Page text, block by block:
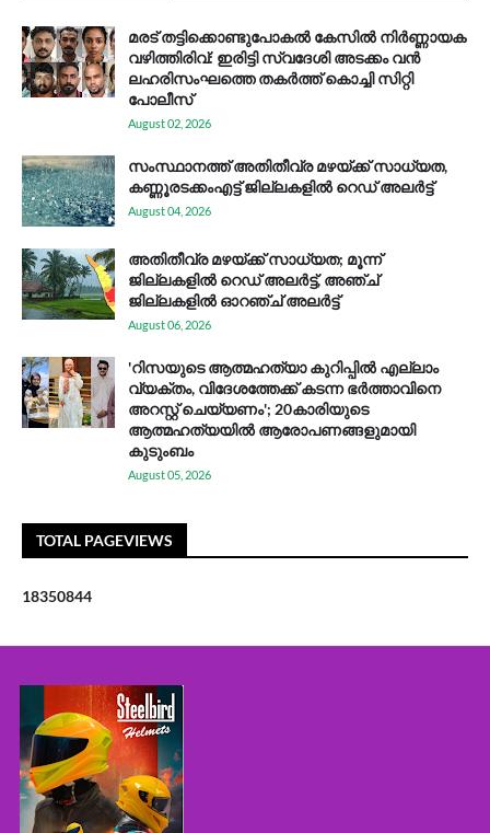
മരട് തട്ടിക്കൊണ്ടുപോകൽ കേസിൽ നിർണ്ണായക
വഴിത്തിരിവ്: ഇരിട്ടി സ്വദേശി അടക്കം വൻ
ലഹരിസംഘത്തെ തകർത്ത് കൊച്ചി സിറ്റി
പോലീസ്
August 02, 2026
സം​സ്ഥാ​ന​ത്ത് അ​തി​തീ​വ്ര മ​ഴ​യ്ക്ക് സാ​ധ്യ​ത,
കണ്ണൂരടക്കംഎ​ട്ട് ജി​ല്ല​ക​ളി​ൽ റെ​ഡ് അ​ലർ​ട്ട്
August 04, 2026
അതിതീവ്ര മഴയ്ക്ക് സാധ്യത; മൂന്ന്
ജില്ലകളിൽ റെഡ് അലർട്ട്, അഞ്ച്
ജില്ലകളിൽ ഓറഞ്ച് അലർട്ട്
August 06, 2026
'റിസയുടെ ആത്മഹത്യാ കുറിപ്പിൽ എല്ലാം
വ്യക്തം, വിദേശത്തേക്ക് കടന്ന ഭർത്താവിനെ
അറസ്റ്റ് ചെയ്യണം'; 20കാരിയുടെ
ആത്മഹത്യയിൽ ആരോപണങ്ങളുമായി
കുടുംബം
August 05, 2026
TOTAL PAGEVIEWS
18350844